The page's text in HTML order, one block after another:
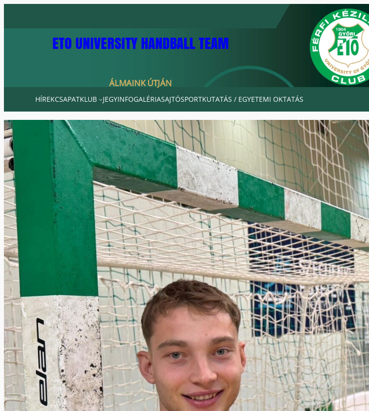
ETO UNIVERSITY HANDBALL TEAM
ÁLMAINK ÚTJÁN
HÍREKCSAPATKLUB JEGYINFOGALÉRIASAJTÓSPORTKUTATÁS / EGYETEMI OKTATÁS